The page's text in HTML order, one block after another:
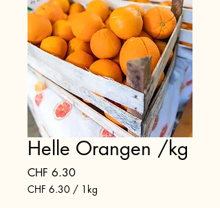
Helle Orangen /kg
CHF 6.30Preis
CHF 6.30 / 1kg